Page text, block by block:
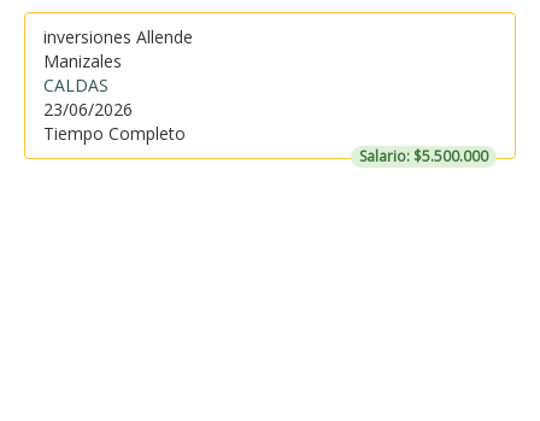
inversiones Allende
Manizales
CALDAS
23/06/2026
Tiempo Completo
Salario: $5.500.000